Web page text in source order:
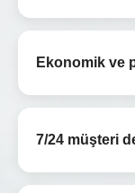
Ekonomik ve
7/24 müşteri